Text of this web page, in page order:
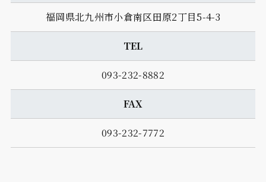
福岡県北九州市小倉南区田原2丁目5-4-3
TEL
093-232-8882
FAX
093-232-7772